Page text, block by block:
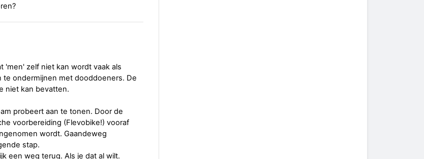
'men' zelf niet kan wordt vaak als
ondermijnen met dooddoeners. De
niet kan bevatten.
probeert aan te tonen. Door de
voorbereiding (Flevobike!) vooraf
wordt. Gaandeweg
stap.
een weg terug. Als je dat al wilt.